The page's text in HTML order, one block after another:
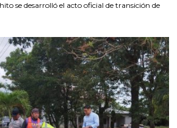
se desarrolló el acto oficial de transición de